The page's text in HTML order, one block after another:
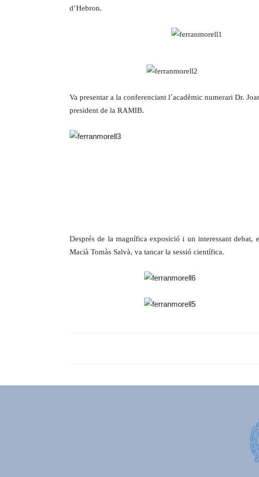
d’Hebron.
Va presentar a la conferenciant l´acadèmic numerari Dr.
president de la RAMIB.
Després de la magnífica exposició i un interessant
Macià Tomàs Salvà, va tancar la sessió científica.